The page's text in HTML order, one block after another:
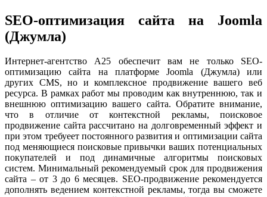
SEO-оптимизация сайта на Joomla
(Джумла)
Интернет-агентство А25 обеспечит вам не только SEO-
оптимизацию сайта на платформе Joomla (Джумла) или
других CMS, но и комплексное продвижение вашего веб
ресурса. В рамках работ мы проводим как внутреннюю, так и
внешнюю оптимизацию вашего сайта. Обратите внимание,
что в отличие от контекстной рекламы, поисковое
продвижение сайта рассчитано на долговременный эффект и
при этом требуеет постоянного развития и оптимизации сайта
под меняющиеся поисковые привычки ваших потенциальных
покупателей и под динамичные алгоритмы поисковых
систем. Минимальный рекомендуемый срок для продвижения
сайта – от 3 до 6 месяцев. SEO-продвижение рекомендуется
дополнять ведением контекстной рекламы, тогда вы сможете